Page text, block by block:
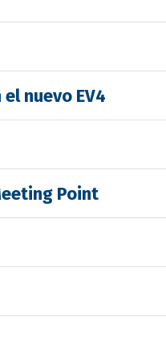
nuevo EV4
Point